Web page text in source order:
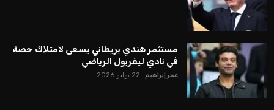
مستثمر هندي بريطاني يسعى لامتلاك حصة
في نادي ليفربول الرياضي
عمر إبراهيم 22 يوليو 2026